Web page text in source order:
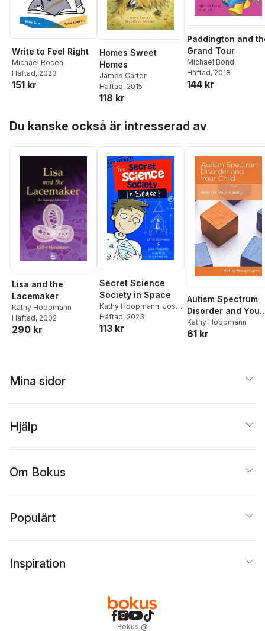
Write to Feel Right
Michael Rosen
Häftad, 2023
151 kr
Homes Sweet
Homes
James Carter
Häftad, 2015
118 kr
Paddington and
Grand Tour
Michael Bond
Häftad, 2018
144 kr
Du kanske också är intresserad av
Lisa and the
Lacemaker
Kathy Hoopmann
Häftad, 2002
290 kr
Secret Science
Society in Space
Kathy Hoopmann, Josie
Montano
Häftad, 2023
113 kr
Autism Spectrum
Disorder and Your
Child
Kathy Hoopmann
61 kr
Mina sidor
Hjälp
Om Bokus
Populärt
Inspiration
Bokus @